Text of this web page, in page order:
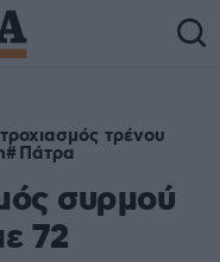
τρένου
Πάτρα
συρμού
72